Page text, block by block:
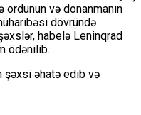
və donanmanın
dövründə
habelə Leninqrad
ödənilib.
şəxsi əhatə edib və